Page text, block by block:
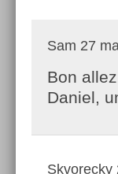
Sam 27
Bon
Daniel,
Skvorecky